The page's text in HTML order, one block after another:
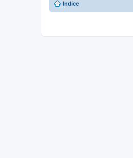
Indice